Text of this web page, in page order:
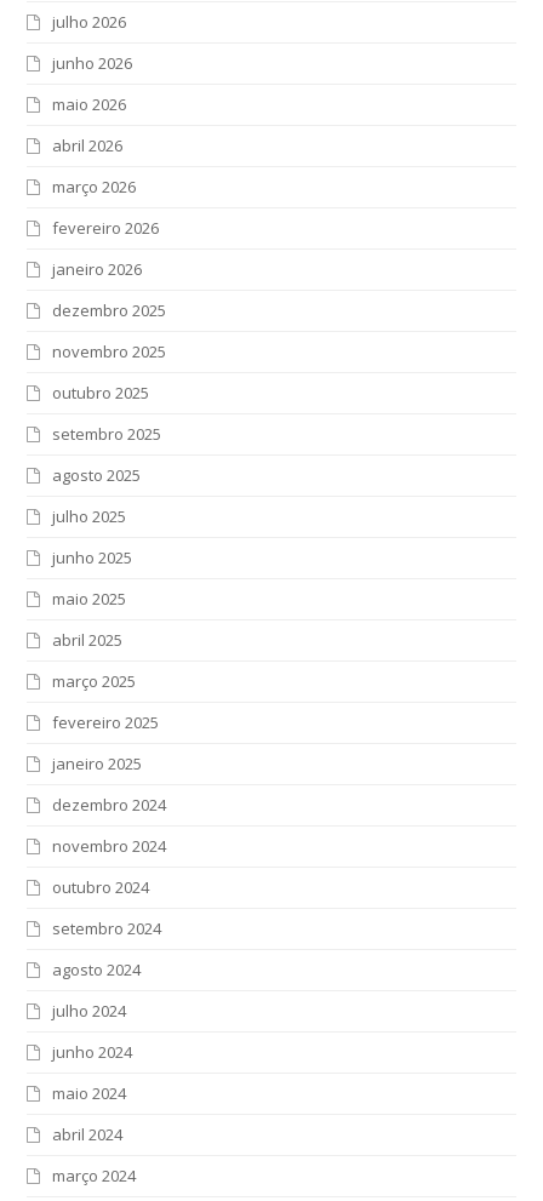
julho 2026
junho 2026
maio 2026
abril 2026
março 2026
fevereiro 2026
janeiro 2026
dezembro 2025
novembro 2025
outubro 2025
setembro 2025
agosto 2025
julho 2025
junho 2025
maio 2025
abril 2025
março 2025
fevereiro 2025
janeiro 2025
dezembro 2024
novembro 2024
outubro 2024
setembro 2024
agosto 2024
julho 2024
junho 2024
maio 2024
abril 2024
março 2024